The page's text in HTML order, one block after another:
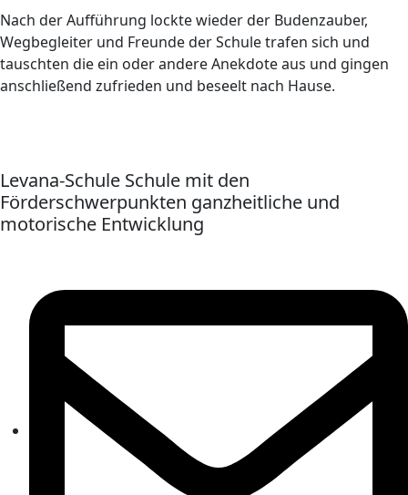
Nach der Aufführung lockte wieder der Budenzauber,
Wegbegleiter und Freunde der Schule trafen sich und
tauschten die ein oder andere Anekdote aus und gingen
anschließend zufrieden und beseelt nach Hause.
Levana-Schule Schule mit den
Förderschwerpunkten ganzheitliche und
motorische Entwicklung